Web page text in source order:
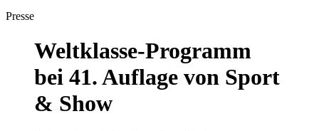
Presse
Weltklasse-Programm
bei 41. Auflage von Sport
& Show